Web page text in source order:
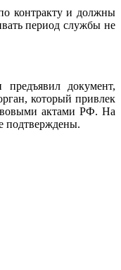
контракту и должны
период службы не
документ,
который привлек
актами РФ. На
подтверждены.